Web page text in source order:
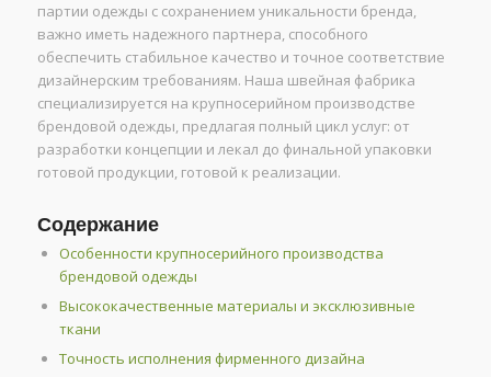
партии одежды с сохранением уникальности бренда,
важно иметь надежного партнера, способного
обеспечить стабильное качество и точное соответствие
дизайнерским требованиям. Наша швейная фабрика
специализируется на крупносерийном производстве
брендовой одежды, предлагая полный цикл услуг: от
разработки концепции и лекал до финальной упаковки
готовой продукции, готовой к реализации.
Содержание
Особенности крупносерийного производства
брендовой одежды
Высококачественные материалы и эксклюзивные
ткани
Точность исполнения фирменного дизайна